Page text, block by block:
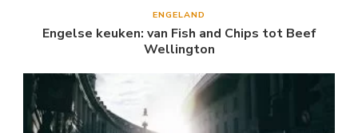
ENGELAND
Engelse keuken: van Fish and Chips tot Beef
Wellington